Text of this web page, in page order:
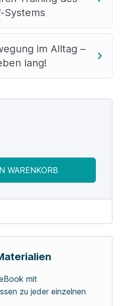
Systems
im Alltag –
lang!
WARENKORB
mit
zu jeder einzelnen